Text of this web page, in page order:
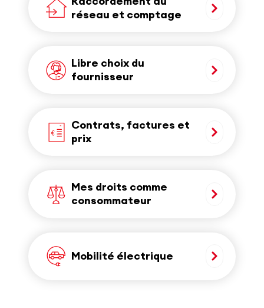
réseau et comptage
Libre choix du
fournisseur
Contrats, factures et
prix
Mes droits comme
consommateur
Mobilité électrique